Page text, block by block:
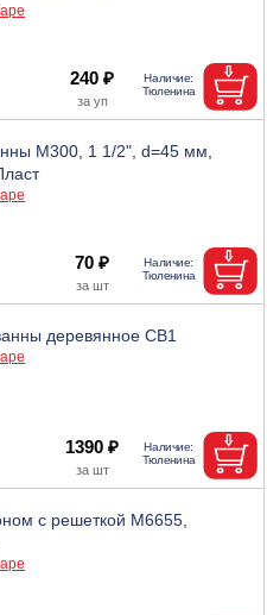
240 ₽
M300, 1 1/2", d=45 мм,
70 ₽
деревянное СВ1
1390 ₽
с решеткой М6655,